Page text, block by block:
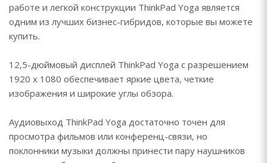
работе и легкой конструкции ThinkPad Yoga является
одним из лучших бизнес-гибридов, которые вы можете
купить.
12,5-дюймовый дисплей ThinkPad Yoga с разрешением
1920 x 1080 обеспечивает яркие цвета, четкие
изображения и широкие углы обзора.
Аудиовыход ThinkPad Yoga достаточно точен для
просмотра фильмов или конференц-связи, но
поклонники музыки должны принести пару наушников